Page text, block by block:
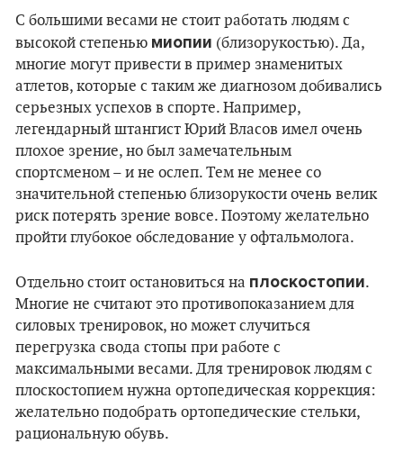
С большими весами не стоит работать людям с
высокой степенью миопии (близорукостью). Да,
многие могут привести в пример знаменитых
атлетов, которые с таким же диагнозом добивались
серьезных успехов в спорте. Например,
легендарный штангист Юрий Власов имел очень
плохое зрение, но был замечательным
спортсменом – и не ослеп. Тем не менее со
значительной степенью близорукости очень велик
риск потерять зрение вовсе. Поэтому желательно
пройти глубокое обследование у офтальмолога.
Отдельно стоит остановиться на плоскостопии.
Многие не считают это противопоказанием для
силовых тренировок, но может случиться
перегрузка свода стопы при работе с
максимальными весами. Для тренировок людям с
плоскостопием нужна ортопедическая коррекция:
желательно подобрать ортопедические стельки,
рациональную обувь.